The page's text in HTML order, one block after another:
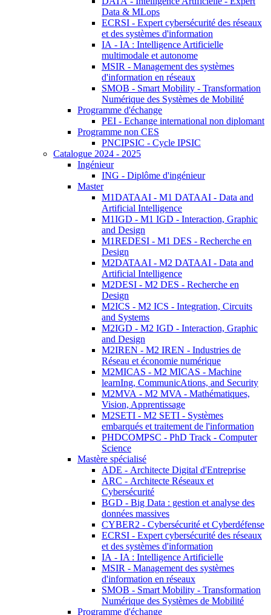
Data & MLops
ECRSI - Expert cybersécurité des réseaux
et des systèmes d'information
IA - IA : Intelligence Artificielle
multimodale et autonome
MSIR - Management des systèmes
d'information en réseaux
SMOB - Smart Mobility - Transformation
Numérique des Systèmes de Mobilité
Programme d'échange
PEI - Echange international non diplomant
Programme non CES
PNCIPSIC - Cycle IPSIC
Catalogue 2024 - 2025
Ingénieur
ING - Diplôme d'ingénieur
Master
M1DATAAI - M1 DATAAI - Data and
Artificial Intelligence
M1IGD - M1 IGD - Interaction, Graphic
and Design
M1REDESI - M1 DES - Recherche en
Design
M2DATAAI - M2 DATAAI - Data and
Artificial Intelligence
M2DESI - M2 DES - Recherche en
Design
M2ICS - M2 ICS - Integration, Circuits
and Systems
M2IGD - M2 IGD - Interaction, Graphic
and Design
M2IREN - M2 IREN - Industries de
Réseau et économie numérique
M2MICAS - M2 MICAS - Machine
learnIng, CommunicAtions, and Security
M2MVA - M2 MVA - Mathématiques,
Vision, Apprentissage
M2SETI - M2 SETI - Systèmes
embarqués et traitement de l'information
PHDCOMPSC - PhD Track - Computer
Science
Mastère spécialisé
ADE - Architecte Digital d'Entreprise
ARC - Architecte Réseaux et
Cybersécurité
BGD - Big Data : gestion et analyse des
données massives
CYBER2 - Cybersécurité et Cyberdéfense
ECRSI - Expert cybersécurité des réseaux
et des systèmes d'information
IA - IA : Intelligence Artificielle
MSIR - Management des systèmes
d'information en réseaux
SMOB - Smart Mobility - Transformation
Numérique des Systèmes de Mobilité
Programme d'échange